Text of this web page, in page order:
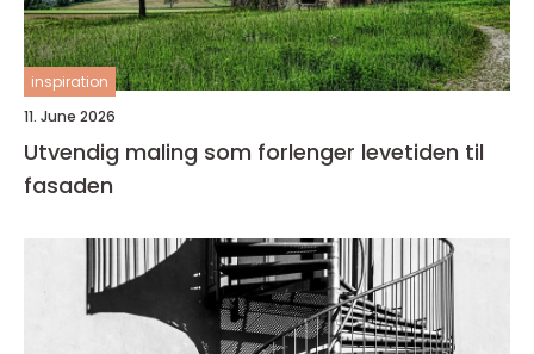
inspiration
11. June 2026
Utvendig maling som forlenger levetiden til
fasaden